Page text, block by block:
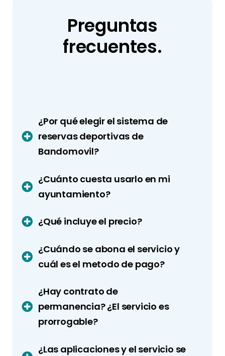
Preguntas
frecuentes.
¿Por qué elegir el sistema de
reservas deportivas de
Bandomovil?
¿Cuánto cuesta usarlo en mi
ayuntamiento?
¿Qué incluye el precio?
¿Cuándo se abona el servicio y
cuál es el metodo de pago?
¿Hay contrato de
permanencia? ¿El servicio es
prorrogable?
¿Las aplicaciones y el servicio se